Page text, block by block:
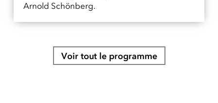
Arnold Schönberg.
Voir tout le programme